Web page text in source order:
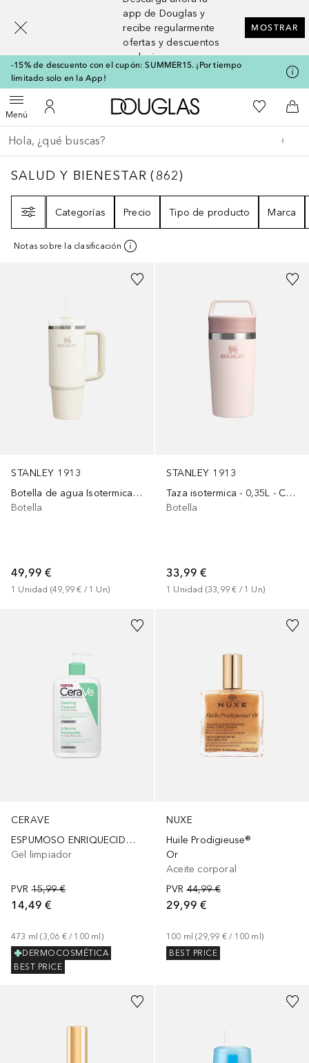
app de Douglas y
recibe regularmente
ofertas y descuentos
exclusivos
MOSTRAR
-15% de descuento con el cupón: SUMMER15. ¡Por tiempo
limitado solo en la App!
MenúAbrir menúMi cuenta
A Douglas HomeMi lista de
A
Regresar
Ejecutar búsqueda
SALUD Y BIENESTAR862
SALUD Y BIENESTAR (862)
Categorías
Precio Tipo de producto Marca
Notas sobre la clasificación
STANLEY 1913
Botella de agua Isotermica - 0,89L - THE QUENCHER H2.0 FLOWSTATE™ TUMBLER
Botella
49,99 €
1 Unidad (49,99 € / 1 Un)
+ 7 Patrocinado
STANLEY 1913
Taza isotermica - 0,35L - CAFÉ TO-GO TRAVEL MUG
Botella
33,99 €
1 Unidad (33,99 € / 1 Un)
CERAVE
ESPUMOSO ENRIQUECIDO CON ÁCIDO HIALURÓNICO Y NIACINAMIDA
Gel limpiador
PVR 15,99 €
14,49 €
473 ml (3,06 € / 100 ml )
DERMOCOSMÉTICA
BEST PRICE
NUXE
Huile Prodigieuse®
Or
Aceite corporal
PVR 44,99 €
29,99 €
100 ml (29,99 € / 100 ml )
BEST PRICE
[navigation.slideout.screenreader]